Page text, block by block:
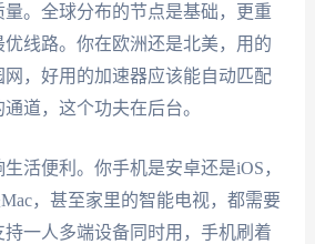
。全球分布的节点是基础，更重
线路。你在欧洲还是北美，用的
，好用的加速器应该能自动匹配
道，这个功夫在后台。
活便利。你手机是安卓还是iOS，
，甚至家里的智能电视，都需要
一人多端设备同时用，手机刷着